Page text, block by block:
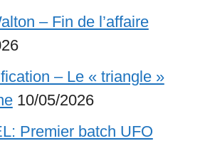
– Fin de l’affaire
– Le « triangle »
10/05/2026
Premier batch UFO